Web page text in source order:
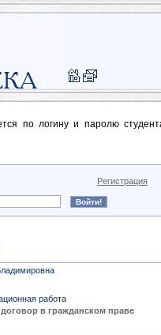
по логину и паролю
Регистрация
работа
в гражданском праве